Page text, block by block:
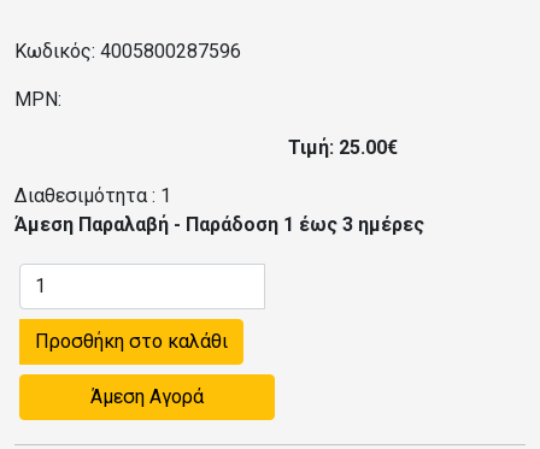
Κωδικός: 4005800287596
MPN:
Τιμή: 25.00€
Διαθεσιμότητα : 1
Άμεση Παραλαβή - Παράδοση 1 έως 3 ημέρες
Προσθήκη στο καλάθι
Άμεση Αγορά